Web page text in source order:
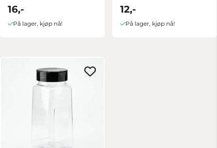
16,-
På lager, kjøp nå!
12,-
På lager, kjøp nå!